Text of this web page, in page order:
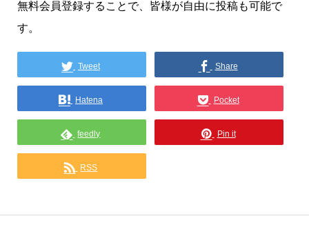
無料会員登録することで、皆様が自由に投稿も可能で
す。
Tweet Share
Hatena Pocket
feedly Pin it
RSS